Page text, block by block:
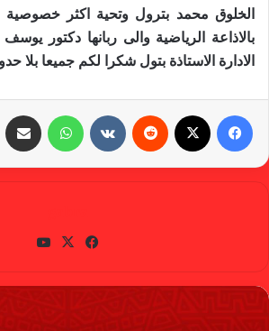
الخلوق محمد بترول وتحية اكثر خصوصية
بالاذاعة الرياضية والى ربانها دكتور
الادارة الاستاذة بتول شكرا لكم جميعا بلا
واتساب
في
وك
X